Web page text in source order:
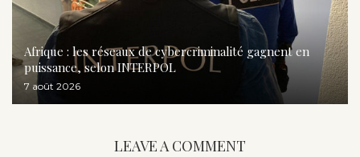
Afrique : les réseaux de cybercriminalité gagnent en
puissance, selon INTERPOL
7 août 2026
LEAVE A COMMENT